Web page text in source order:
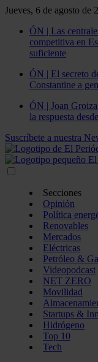
Jueves, 6 de agosto de
ÓN | Las
competitiva en
suficiente
ÓN | El secreto
Constantine a
ÓN | Joan
la respuesta
Suscríbete a nuestra
Secciones
Opinión
Política
Renovables
Mercados
Eléctricas
Petróleo &
Videopodcast
NET ZERO
Movilidad
Startups &
Hidrógeno
Top 10
Tech